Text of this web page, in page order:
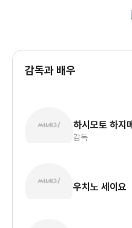
감독과 배우
하시모토 하지메
감독
우치노 세이요